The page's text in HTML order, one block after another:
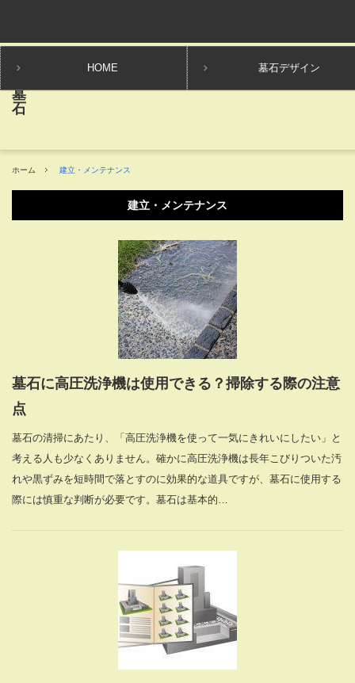
HOME 墓石デザイン
ホーム 建立・メンテナンス
建立・メンテナンス
墓石に高圧洗浄機は使用できる？掃除する際の注意
点
墓石の清掃にあたり、「高圧洗浄機を使って一気にきれいにしたい」と
考える人も少なくありません。確かに高圧洗浄機は長年こびりついた汚
れや黒ずみを短時間で落とすのに効果的な道具ですが、墓石に使用する
際には慎重な判断が必要です。墓石は基本的…